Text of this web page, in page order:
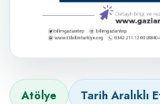
Atölye Tarih Aralıklı